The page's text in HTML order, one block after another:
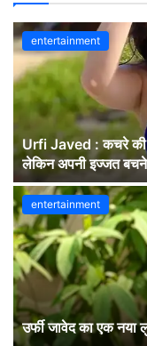
entertainment
Urfi Javed : कचरे की
लेकिन अपनी इज्जत
लोग बोले- बस यही
entertainment
उर्फी जावेद का एक